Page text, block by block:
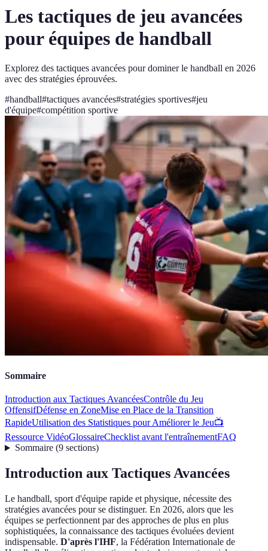
Les tactiques de jeu avancées
pour équipes de handball
Explorez des tactiques avancées pour dominer le handball en 2026
avec des stratégies éprouvées.
#handball#tactiques avancées#stratégies sportives#jeu
d'équipe#compétition sportive
Sommaire
Introduction aux Tactiques AvancéesContrôle du Jeu
OffensifDéfense en ZoneMise en Place de la Transition
RapideUtilisation des Statistiques pour Améliorer le Jeu📺
Ressource VidéoGlossaireChecklist avant l'entraînementFAQ
Sommaire(9 sections)
Introduction aux Tactiques Avancées
Le handball, sport d'équipe rapide et physique, nécessite des
stratégies avancées pour se distinguer. En 2026, alors que les
équipes se perfectionnent par des approches de plus en plus
sophistiquées, la connaissance des tactiques évoluées devient
indispensable. D'après l'IHF, la Fédération Internationale de